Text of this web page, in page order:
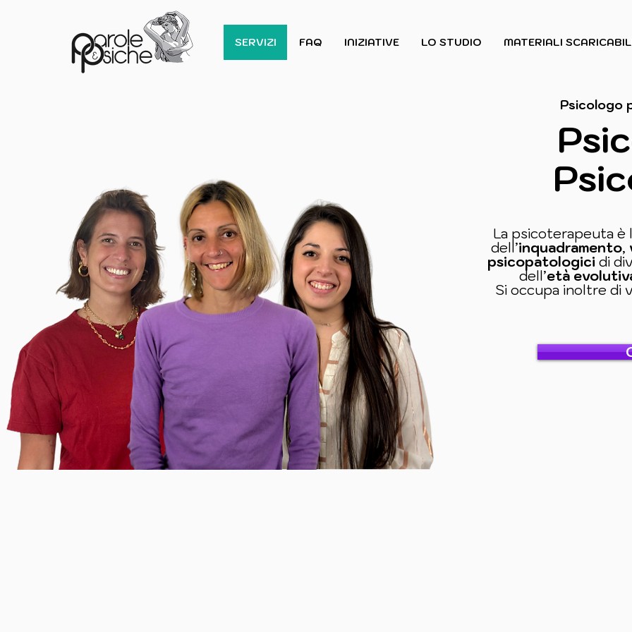
SERVIZI FAQ INIZIATIVE LO STUDIO MATERIALI
Psicologo
La psicoterapeuta è
dell’inquadramento,
psicopatologici di
dell’età
Si occupa inoltre di